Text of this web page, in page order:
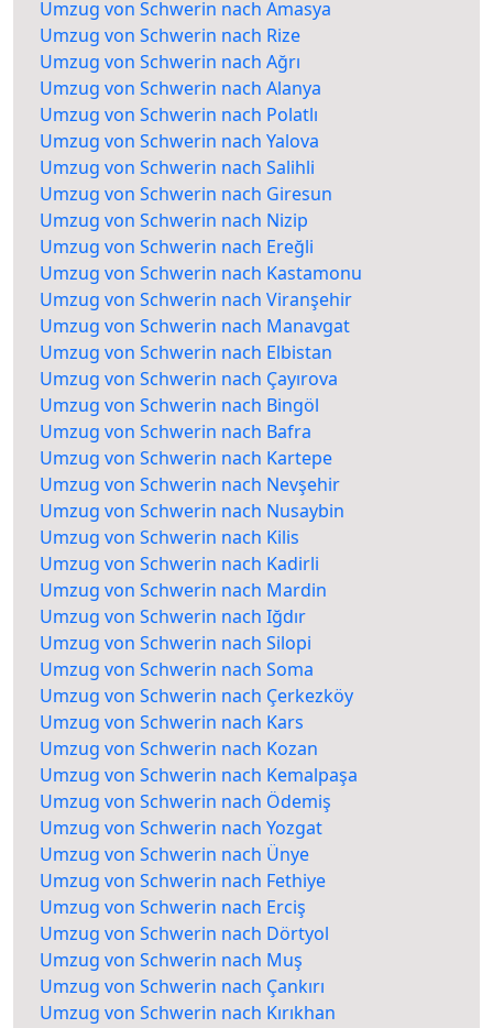
Umzug von Schwerin nach Amasya
Umzug von Schwerin nach Rize
Umzug von Schwerin nach Ağrı
Umzug von Schwerin nach Alanya
Umzug von Schwerin nach Polatlı
Umzug von Schwerin nach Yalova
Umzug von Schwerin nach Salihli
Umzug von Schwerin nach Giresun
Umzug von Schwerin nach Nizip
Umzug von Schwerin nach Ereğli
Umzug von Schwerin nach Kastamonu
Umzug von Schwerin nach Viranşehir
Umzug von Schwerin nach Manavgat
Umzug von Schwerin nach Elbistan
Umzug von Schwerin nach Çayırova
Umzug von Schwerin nach Bingöl
Umzug von Schwerin nach Bafra
Umzug von Schwerin nach Kartepe
Umzug von Schwerin nach Nevşehir
Umzug von Schwerin nach Nusaybin
Umzug von Schwerin nach Kilis
Umzug von Schwerin nach Kadirli
Umzug von Schwerin nach Mardin
Umzug von Schwerin nach Iğdır
Umzug von Schwerin nach Silopi
Umzug von Schwerin nach Soma
Umzug von Schwerin nach Çerkezköy
Umzug von Schwerin nach Kars
Umzug von Schwerin nach Kozan
Umzug von Schwerin nach Kemalpaşa
Umzug von Schwerin nach Ödemiş
Umzug von Schwerin nach Yozgat
Umzug von Schwerin nach Ünye
Umzug von Schwerin nach Fethiye
Umzug von Schwerin nach Erciş
Umzug von Schwerin nach Dörtyol
Umzug von Schwerin nach Muş
Umzug von Schwerin nach Çankırı
Umzug von Schwerin nach Kırıkhan